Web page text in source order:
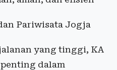
Pariwisata Jogja
yang tinggi, KA
dalam